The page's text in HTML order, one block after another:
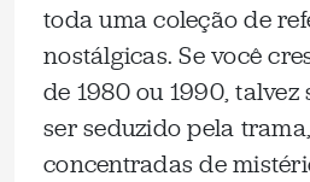
toda uma coleção de
nostálgicas. Se você
de 1980 ou 1990,
ser seduzido pela
concentradas de